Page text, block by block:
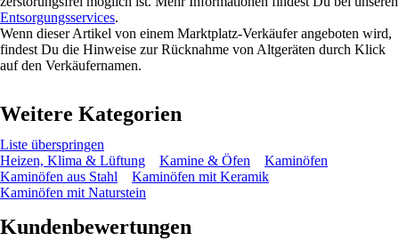
Entsorgungsservices.
Wenn dieser Artikel von einem Marktplatz-Verkäufer angeboten wird,
findest Du die Hinweise zur Rücknahme von Altgeräten durch Klick
auf den Verkäufernamen.
Weitere Kategorien
Liste überspringen
Heizen, Klima & Lüftung
Kamine & Öfen
Kaminöfen
Kaminöfen aus Stahl
Kaminöfen mit Keramik
Kaminöfen mit Naturstein
Kundenbewertungen